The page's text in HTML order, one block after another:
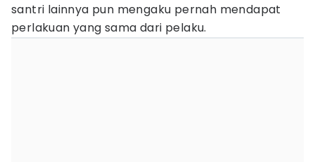
santri lainnya pun mengaku pernah mendapat
perlakuan yang sama dari pelaku.